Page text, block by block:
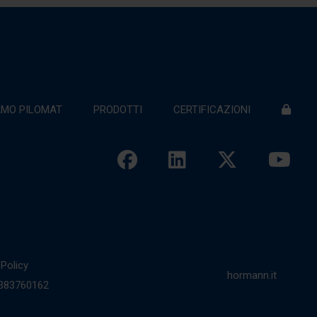
PILOMAT PRODOTTI CERTIFICAZIONI
hormann.it